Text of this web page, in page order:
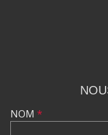
NOM *